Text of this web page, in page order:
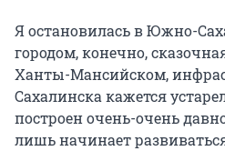
Я остановилась в Южно-
городом, конечно,
Ханты-Мансийском,
Сахалинска кажется
построен очень-очень
лишь начинает